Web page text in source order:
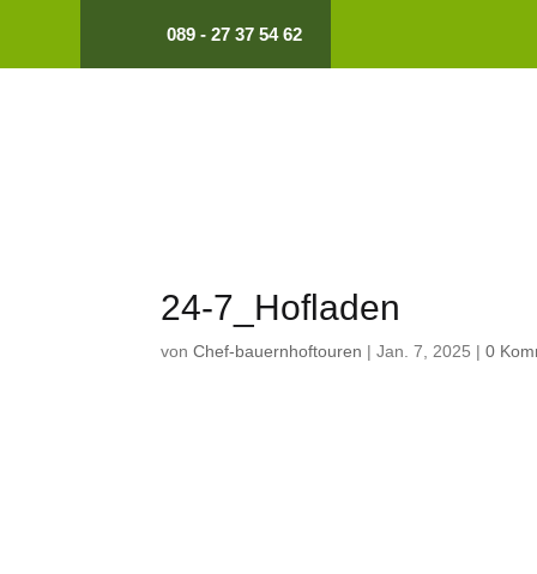
089 - 27 37 54 62
24-7_Hofladen
vonChef-bauernhoftouren |Jan. 7, 2025 |0